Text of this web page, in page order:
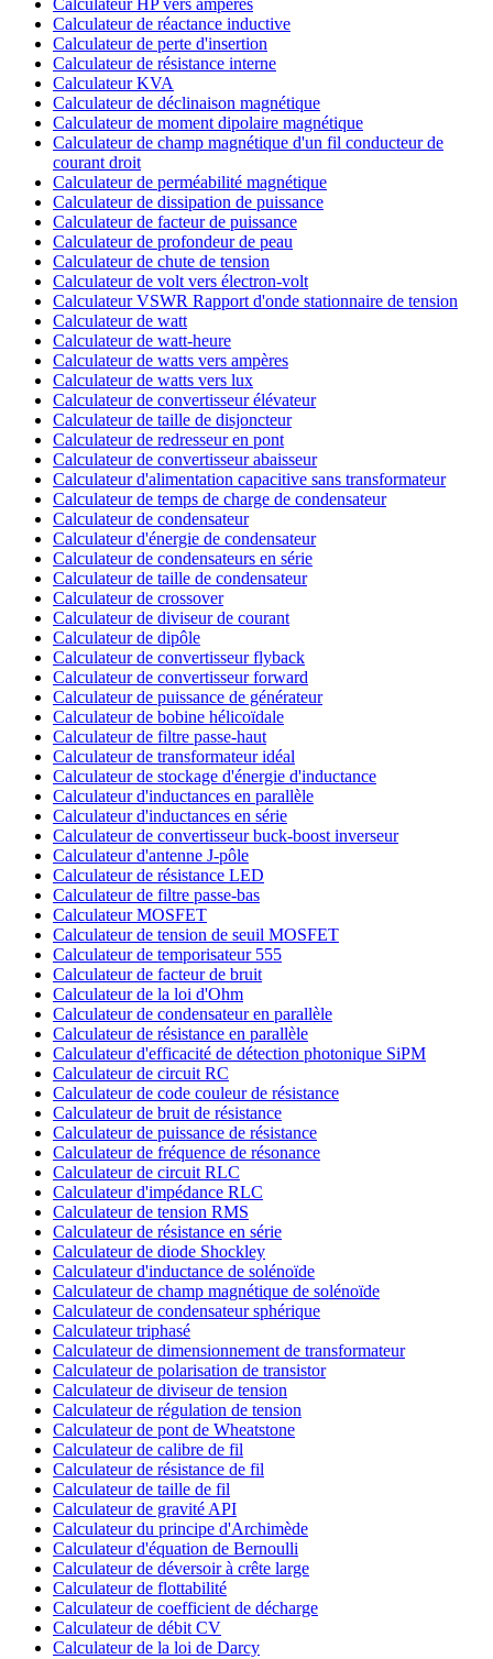
Calculateur de réactance inductive
Calculateur de perte d'insertion
Calculateur de résistance interne
Calculateur KVA
Calculateur de déclinaison magnétique
Calculateur de moment dipolaire magnétique
Calculateur de champ magnétique d'un fil conducteur de
courant droit
Calculateur de perméabilité magnétique
Calculateur de dissipation de puissance
Calculateur de facteur de puissance
Calculateur de profondeur de peau
Calculateur de chute de tension
Calculateur de volt vers électron-volt
Calculateur VSWR Rapport d'onde stationnaire de tension
Calculateur de watt
Calculateur de watt-heure
Calculateur de watts vers ampères
Calculateur de watts vers lux
Calculateur de convertisseur élévateur
Calculateur de taille de disjoncteur
Calculateur de redresseur en pont
Calculateur de convertisseur abaisseur
Calculateur d'alimentation capacitive sans transformateur
Calculateur de temps de charge de condensateur
Calculateur de condensateur
Calculateur d'énergie de condensateur
Calculateur de condensateurs en série
Calculateur de taille de condensateur
Calculateur de crossover
Calculateur de diviseur de courant
Calculateur de dipôle
Calculateur de convertisseur flyback
Calculateur de convertisseur forward
Calculateur de puissance de générateur
Calculateur de bobine hélicoïdale
Calculateur de filtre passe-haut
Calculateur de transformateur idéal
Calculateur de stockage d'énergie d'inductance
Calculateur d'inductances en parallèle
Calculateur d'inductances en série
Calculateur de convertisseur buck-boost inverseur
Calculateur d'antenne J-pôle
Calculateur de résistance LED
Calculateur de filtre passe-bas
Calculateur MOSFET
Calculateur de tension de seuil MOSFET
Calculateur de temporisateur 555
Calculateur de facteur de bruit
Calculateur de la loi d'Ohm
Calculateur de condensateur en parallèle
Calculateur de résistance en parallèle
Calculateur d'efficacité de détection photonique SiPM
Calculateur de circuit RC
Calculateur de code couleur de résistance
Calculateur de bruit de résistance
Calculateur de puissance de résistance
Calculateur de fréquence de résonance
Calculateur de circuit RLC
Calculateur d'impédance RLC
Calculateur de tension RMS
Calculateur de résistance en série
Calculateur de diode Shockley
Calculateur d'inductance de solénoïde
Calculateur de champ magnétique de solénoïde
Calculateur de condensateur sphérique
Calculateur triphasé
Calculateur de dimensionnement de transformateur
Calculateur de polarisation de transistor
Calculateur de diviseur de tension
Calculateur de régulation de tension
Calculateur de pont de Wheatstone
Calculateur de calibre de fil
Calculateur de résistance de fil
Calculateur de taille de fil
Calculateur de gravité API
Calculateur du principe d'Archimède
Calculateur d'équation de Bernoulli
Calculateur de déversoir à crête large
Calculateur de flottabilité
Calculateur de coefficient de décharge
Calculateur de débit CV
Calculateur de la loi de Darcy